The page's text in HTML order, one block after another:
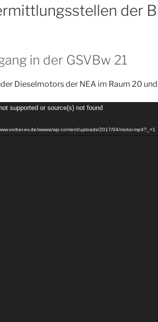
der
in der GSVBw 21
Dieselmotors der NEA im Raum 20
supported or source(s) not found
ev.de/wwwa/wp-content/uploads/2017/04/motor.mp4?_=1